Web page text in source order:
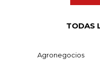
TODAS
Agronegocios